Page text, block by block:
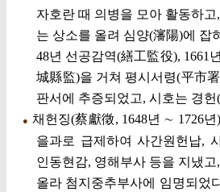
자호란 때 의병을 모아 활동하
는 상소를 올려 심양(瀋陽)에 잡
48년 선공감역(繕工監役), 1661
城縣監)을 거쳐 평시서령(平市
판서에 추증되었고, 시호는 경헌
●
채헌징(蔡獻徵, 1648년 ∼ 1726년
을과로 급제하여 사간원헌납,
인동현감, 영해부사 등을 지냈고
올라 첨지중추부사에 임명되었